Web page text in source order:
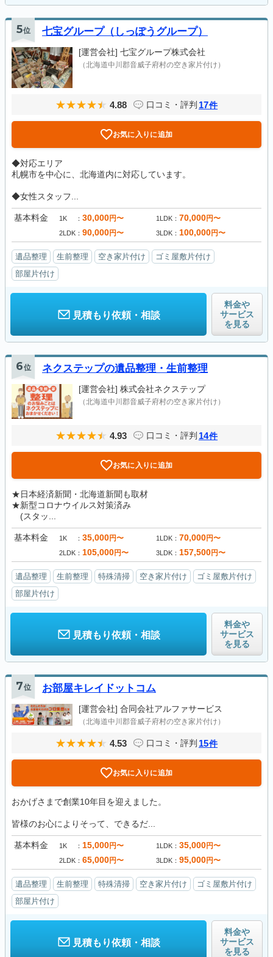
5位 七宝グループ（しっぽうグループ）
[運営会社] 七宝グループ株式会社
（北海道中川郡音威子府村の空き家片付け）
4.88 口コミ・評判 17件
お気に入りに追加
◆対応エリア
札幌市を中心に、北海道内に対応しています。
◆女性スタッフ...
基本料金 1K 30,000円〜 1LDK 70,000円〜
2LDK 90,000円〜 3LDK 100,000円〜
遺品整理 生前整理 空き家片付け
ゴミ屋敷片付け
部屋片付け
見積もり依頼・相談
料金や
サービス
を見る
6位 ネクステップの遺品整理・生前整理
[運営会社] 株式会社ネクステップ
（北海道中川郡音威子府村の空き家片付け）
4.93 口コミ・評判 14件
お気に入りに追加
★日本経済新聞・北海道新聞も取材
★新型コロナウイルス対策済み
(スタッ...
基本料金 1K 35,000円〜 1LDK 70,000円〜
2LDK 105,000円〜 3LDK 157,500円〜
遺品整理 生前整理 特殊清掃 空き家片付け
ゴミ屋敷片付け
部屋片付け
見積もり依頼・相談
料金や
サービス
を見る
7位 お部屋キレイドットコム
[運営会社] 合同会社アルファサービス
（北海道中川郡音威子府村の空き家片付け）
4.53 口コミ・評判 15件
お気に入りに追加
おかげさまで創業10年目を迎えました。
皆様のお心によりそって、できるだ...
基本料金 1K 15,000円〜 1LDK 35,000円〜
2LDK 65,000円〜 3LDK 95,000円〜
遺品整理 生前整理 特殊清掃 空き家片付け
ゴミ屋敷片付け
部屋片付け
見積もり依頼・相談
料金や
サービス
を見る